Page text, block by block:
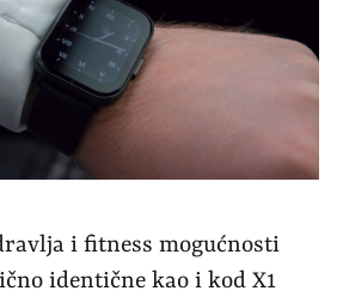
i fitness mogućnosti
identične kao i kod X1